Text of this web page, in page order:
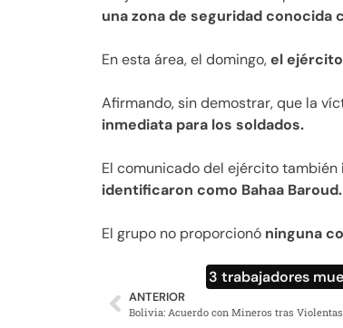
una zona de seguridad conocida
En esta área, el domingo,el
Afirmando, sin demostrar, que la
inmediata para los soldados.
El comunicado del ejército también
identificaron como Bahaa Baroud.
El grupo no proporcionó ninguna
3 trabajadores
ANTERIOR